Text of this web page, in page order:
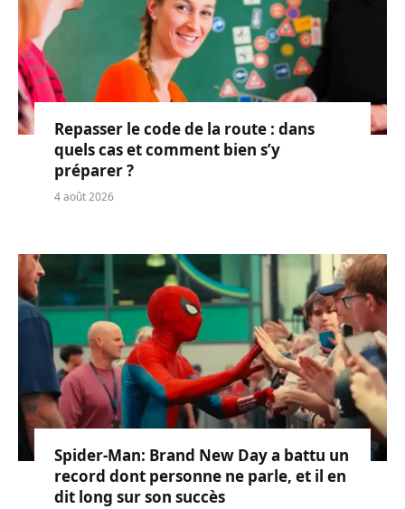
Repasser le code de la route : dans
quels cas et comment bien s’y
préparer ?
4 août 2026
Spider-Man: Brand New Day a battu un
record dont personne ne parle, et il en
dit long sur son succès